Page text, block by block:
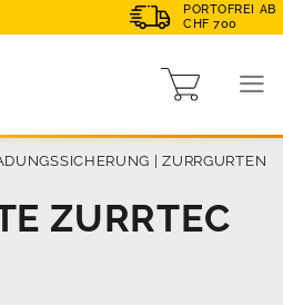
PORTOFREI AB
CHF 700
|ZURRGURTEN
ZURRTEC